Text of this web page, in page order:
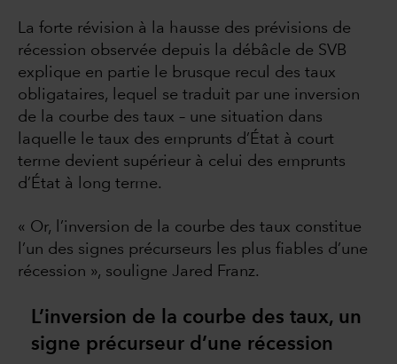
La forte révision à la hausse des prévisions de
récession observée depuis la débâcle de SVB
explique en partie le brusque recul des taux
obligataires, lequel se traduit par une inversion
de la courbe des taux – une situation dans
laquelle le taux des emprunts d’État à court
terme devient supérieur à celui des emprunts
d’État à long terme.
« Or, l’inversion de la courbe des taux constitue
l’un des signes précurseurs les plus fiables d’une
récession », souligne Jared Franz.
L’inversion de la courbe des taux, un
signe précurseur d’une récession